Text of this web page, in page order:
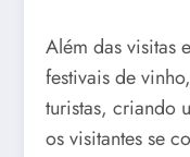
Além das visitas
festivais de
turistas, criando
os visitantes se